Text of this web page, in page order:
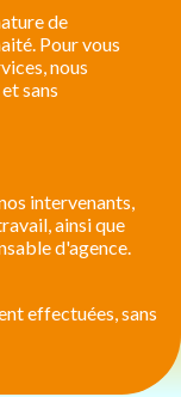
de
Pour vous
nous
sans
intervenants,
ainsi que
d'agence.
effectuées, sans